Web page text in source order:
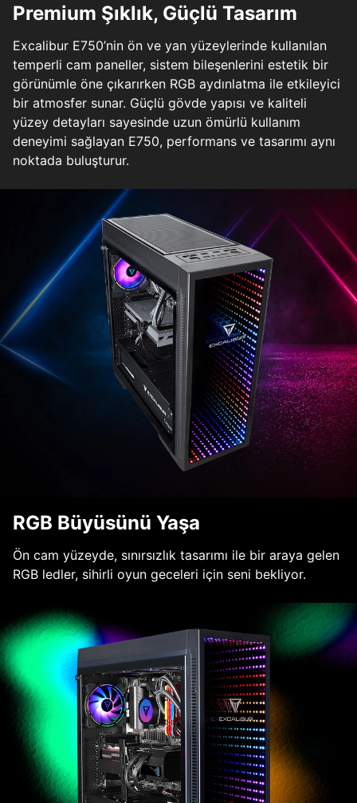
Premium Şıklık, Güçlü Tasarım
Excalibur E750’nin ön ve yan yüzeylerinde kullanılan
temperli cam paneller, sistem bileşenlerini estetik bir
görünümle öne çıkarırken RGB aydınlatma ile etkileyici
bir atmosfer sunar. Güçlü gövde yapısı ve kaliteli
yüzey detayları sayesinde uzun ömürlü kullanım
deneyimi sağlayan E750, performans ve tasarımı aynı
noktada buluşturur.
RGB Büyüsünü Yaşa
Ön cam yüzeyde, sınırsızlık tasarımı ile bir araya gelen
RGB ledler, sihirli oyun geceleri için seni bekliyor.